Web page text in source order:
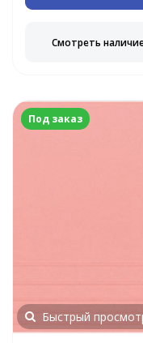
Смотреть
Под заказ
Быстрый